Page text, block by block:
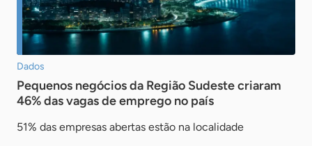
Dados
Pequenos negócios da Região Sudeste criaram
46% das vagas de emprego no país
51% das empresas abertas estão na localidade